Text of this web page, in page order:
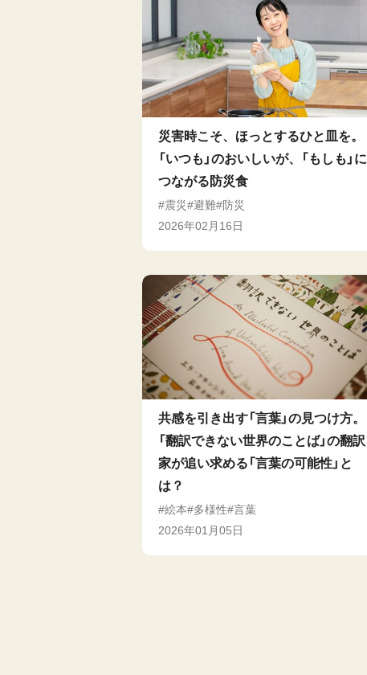
災害時こそ、ほっとするひと皿を。
「いつも」のおいしいが、「もしも」に
つながる防災食
震災 避難
防災
2026年02月16日
共感を引き出す「言葉」の見つけ方。
「翻訳できない世界のことば」の翻訳
家が追い求める「言葉の可能性」と
は？
絵本 多様性 言葉
2026年01月05日